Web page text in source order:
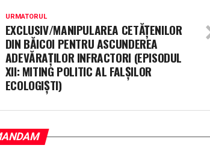
URMATORUL
EXCLUSIV/MANIPULAREA CETĂȚENILOR
DIN BĂICOI PENTRU ASCUNDEREA
ADEVĂRAȚILOR INFRACTORI (EPISODUL
XII: MITING POLITIC AL FALȘILOR
ECOLOGIȘTI)